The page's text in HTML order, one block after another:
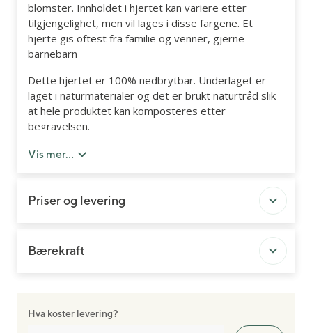
blomster. Innholdet i hjertet kan variere etter
tilgjengelighet, men vil lages i disse fargene. Et
hjerte gis oftest fra familie og venner, gjerne
barnebarn
Dette hjertet er 100% nedbrytbar. Underlaget er
laget i naturmaterialer og det er brukt naturtråd slik
at hele produktet kan komposteres etter
begravelsen.
Du kan legge til kort og bånd med personlig hilsen
Vis mer...
Priser og levering
Bærekraft
Hva koster levering?